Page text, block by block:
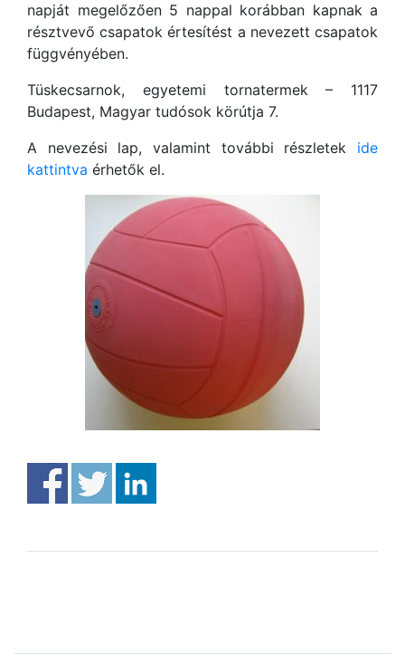
napját megelőzően 5 nappal korábban kapnak a
résztvevő csapatok értesítést a nevezett csapatok
függvényében.
Tüskecsarnok, egyetemi tornatermek – 1117
Budapest, Magyar tudósok körútja 7.
A nevezési lap, valamint további részletek ide
kattintva érhetők el.